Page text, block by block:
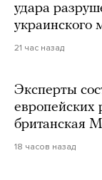
удара
украинского
21 час назад
Эксперты
европейских
британская
18 часов назад